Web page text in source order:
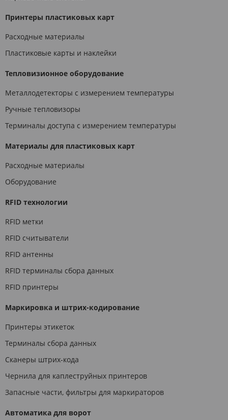
Принтеры пластиковых карт
Расходные материалы
Пластиковые карты и наклейки
Тепловизионное оборудование
Металлодетекторы с измерением температуры
Ручные тепловизоры
Терминалы доступа с измерением температуры
Материалы для пластиковых карт
Расходные материалы
Оборудование
RFID технологии
RFID метки
RFID считыватели
RFID антенны
RFID терминалы сбора данных
RFID принтеры
Маркировка и штрих-кодирование
Принтеры этикеток
Терминалы сбора данных
Сканеры штрих-кода
Чернила для каплеструйных принтеров
Запасные части, фильтры для маркираторов
Автоматика для ворот